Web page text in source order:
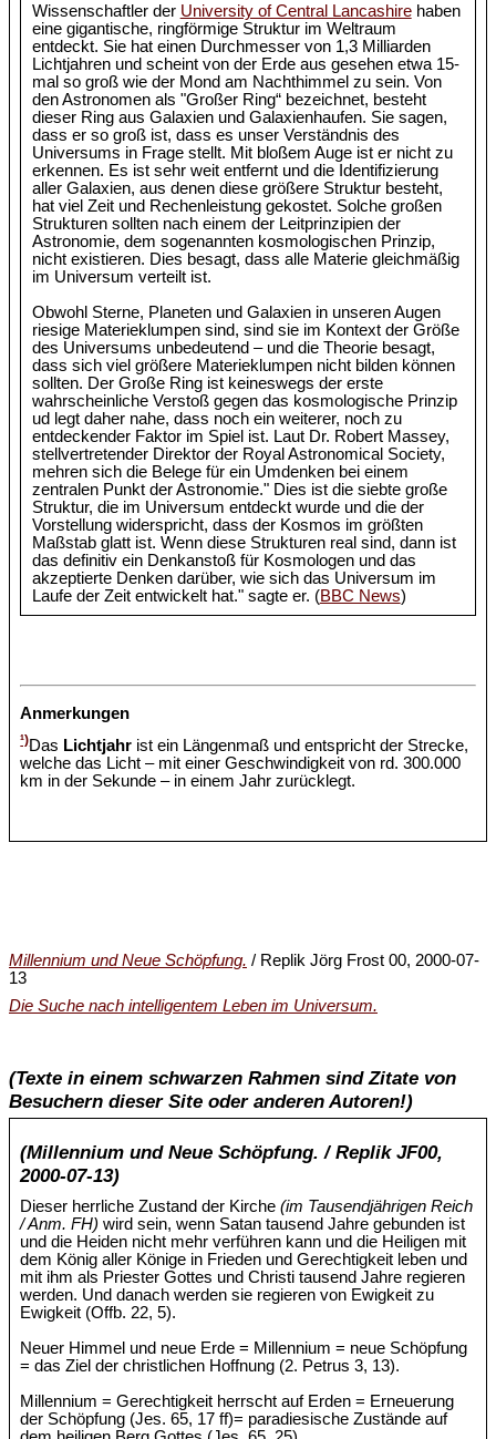
Wissenschaftler der University of Central Lancashirehaben
eine gigantische, ringförmige Struktur im Weltraum
entdeckt. Sie hat einen Durchmesser von 1,3 Milliarden
Lichtjahren und scheint von der Erde aus gesehen etwa 15-
mal so groß wie der Mond am Nachthimmel zu sein. Von
den Astronomen als "Großer Ring“ bezeichnet, besteht
dieser Ring aus Galaxien und Galaxienhaufen. Sie sagen,
dass er so groß ist, dass es unser Verständnis des
Universums in Frage stellt. Mit bloßem Auge ist er nicht zu
erkennen. Es ist sehr weit entfernt und die Identifizierung
aller Galaxien, aus denen diese größere Struktur besteht,
hat viel Zeit und Rechenleistung gekostet. Solche großen
Strukturen sollten nach einem der Leitprinzipien der
Astronomie, dem sogenannten kosmologischen Prinzip,
nicht existieren. Dies besagt, dass alle Materie gleichmäßig
im Universum verteilt ist.
Obwohl Sterne, Planeten und Galaxien in unseren Augen
riesige Materieklumpen sind, sind sie im Kontext der Größe
des Universums unbedeutend – und die Theorie besagt,
dass sich viel größere Materieklumpen nicht bilden können
sollten. Der Große Ring ist keineswegs der erste
wahrscheinliche Verstoß gegen das kosmologische Prinzip
ud legt daher nahe, dass noch ein weiterer, noch zu
entdeckender Faktor im Spiel ist. Laut Dr. Robert Massey,
stellvertretender Direktor der Royal Astronomical Society,
mehren sich die Belege für ein Umdenken bei einem
zentralen Punkt der Astronomie." Dies ist die siebte große
Struktur, die im Universum entdeckt wurde und die der
Vorstellung widerspricht, dass der Kosmos im größten
Maßstab glatt ist. Wenn diese Strukturen real sind, dann ist
das definitiv ein Denkanstoß für Kosmologen und das
akzeptierte Denken darüber, wie sich das Universum im
Laufe der Zeit entwickelt hat." sagte er. (BBC News)
Anmerkungen
¹)Das Lichtjahr ist ein Längenmaß und entspricht der Strecke,
welche das Licht – mit einer Geschwindigkeit von rd. 300.000
km in der Sekunde – in einem Jahr zurücklegt.
Millennium und Neue Schöpfung. / Replik Jörg Frost 00, 2000-07-
13
Die Suche nach intelligentem Leben im Universum.
(Texte in einem schwarzen Rahmen sind Zitate von
Besuchern dieser Site oder anderen Autoren!)
(Millennium und Neue Schöpfung. / Replik JF00,
2000-07-13)
Dieser herrliche Zustand der Kirche(im Tausendjährigen Reich
/ Anm. FH) wird sein, wenn Satan tausend Jahre gebunden ist
und die Heiden nicht mehr verführen kann und die Heiligen mit
dem König aller Könige in Frieden und Gerechtigkeit leben und
mit ihm als Priester Gottes und Christi tausend Jahre regieren
werden. Und danach werden sie regieren von Ewigkeit zu
Ewigkeit (Offb. 22, 5).
Neuer Himmel und neue Erde = Millennium = neue Schöpfung
= das Ziel der christlichen Hoffnung (2. Petrus 3, 13).
Millennium = Gerechtigkeit herrscht auf Erden = Erneuerung
der Schöpfung (Jes. 65, 17 ff)= paradiesische Zustände auf